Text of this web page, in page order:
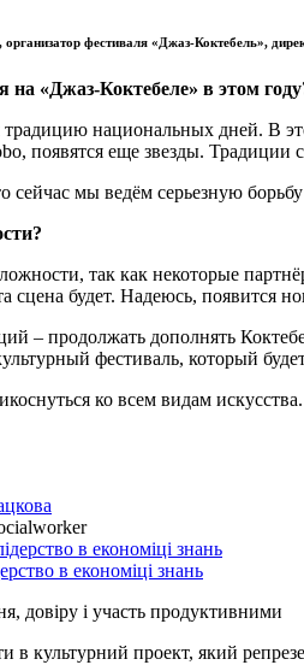
фестиваля «Джаз-Коктебель»,
на «Джаз-Коктебеле» в этом
национальных дней. В
появятся еще звезды.
сейчас мы ведём серьезную
так как некоторые
сцена будет. Надеюсь, появится
– продолжать дополнять
фестиваль, который
ко всем видам искусства.
в економіці знань
довіру і участь продуктивними
в культурний проект, який